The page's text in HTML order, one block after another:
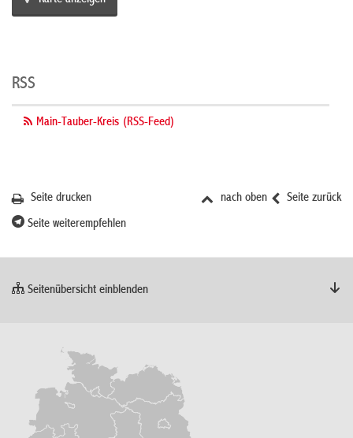
RSS
Main-Tauber-Kreis (RSS-Feed)
Seite zurück
nach oben
Seite drucken
Seite weiterempfehlen
Seitenübersicht einblenden